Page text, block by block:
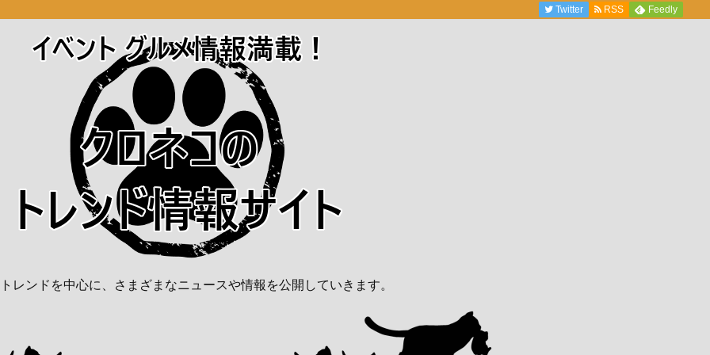
レンドを中心に、さまざまなニュースや情報を公開していきます。
Twitter RSS Feedly